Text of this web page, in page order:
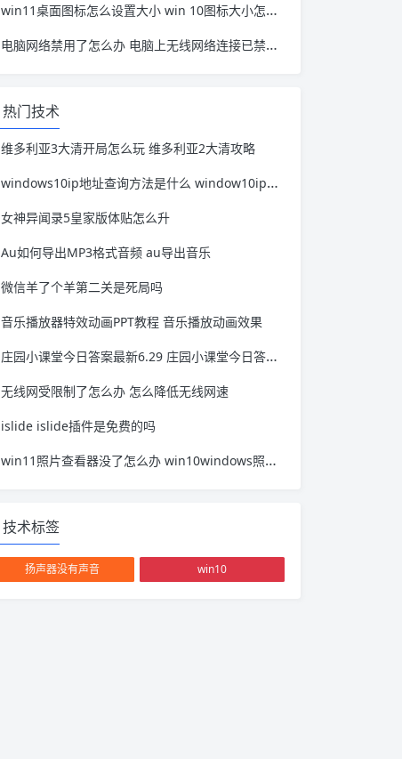
win11桌面图标怎么设置大小 win 10图标大小怎么设置
电脑网络禁用了怎么办 电脑上无线网络连接已禁用怎么办
热门技术
维多利亚3大清开局怎么玩 维多利亚2大清攻略
windows10ip地址查询方法是什么 window10ip地址怎么查
女神异闻录5皇家版体贴怎么升
Au如何导出MP3格式音频 au导出音乐
微信羊了个羊第二关是死局吗
音乐播放器特效动画PPT教程 音乐播放动画效果
庄园小课堂今日答案最新6.29 庄园小课堂今日答案最新版
无线网受限制了怎么办 怎么降低无线网速
islide islide插件是免费的吗
win11照片查看器没了怎么办 win10windows照片查看器没了
技术标签
扬声器没有声音 win10